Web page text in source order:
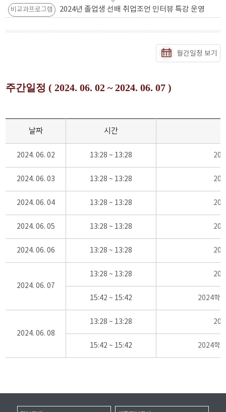
비교과프로그램 2024년 졸업생 선배 취업조언 인터뷰 특강 운영
월간일정 보기
주간일정 ( 2024. 06. 02 ~ 2024. 06. 07 )
날짜 시간
2024. 06. 02 13:28 ~ 13:28
2024. 06. 03 13:28 ~ 13:28
2024. 06. 04 13:28 ~ 13:28
2024. 06. 05 13:28 ~ 13:28
2024. 06. 06 13:28 ~ 13:28
2024. 06. 07
13:28 ~ 13:28
15:42 ~ 15:42 2024학
2024. 06. 08
13:28 ~ 13:28
15:42 ~ 15:42 2024학